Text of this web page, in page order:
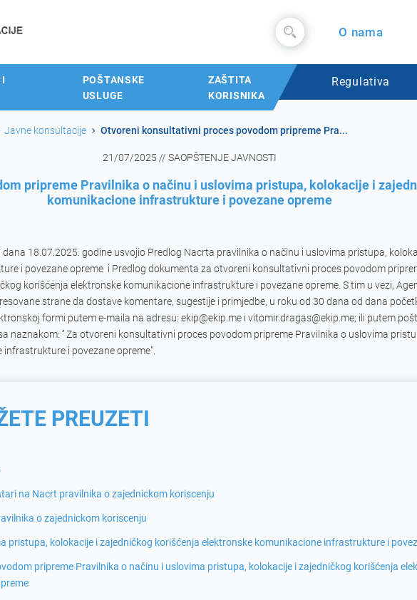
O nama
POŠTANSKE
USLUGE
ZAŠTITA
KORISNIKA
Regulativa
Javne konsultacije Otvoreni konsultativni proces povodom pripreme Pra...
21/07/2025 // SAOPŠTENJE JAVNOSTI
pripreme Pravilnika o načinu i uslovima pristupa, kolokacije i
komunikacione infrastrukture i povezane opreme
18.07.2025. godine usvojio Predlog Nacrta pravilnika o načinu i uslovima pristupa,
i povezane opreme  i Predlog dokumenta za otvoreni konsultativni proces povodom
korišćenja elektronske komunikacione infrastrukture i povezane opreme. S tim u vezi,
strane da dostave komentare, sugestije i primjedbe, u roku od 30 dana od dana
formi putem e-maila na adresu: ekip@ekip.me i vitomir.dragas@ekip.me; ili putem
naznakom: ‘’ Za otvoreni konsultativni proces povodom pripreme Pravilnika o uslovima
i povezane opreme".
PREUZETI
na Nacrt pravilnika o zajednickom koriscenju
o zajednickom koriscenju
pristupa, kolokacije i zajedničkog korišćenja elektronske komunikacione infrastrukture i
pripreme Pravilnika o načinu i uslovima pristupa, kolokacije i zajedničkog korišćenja